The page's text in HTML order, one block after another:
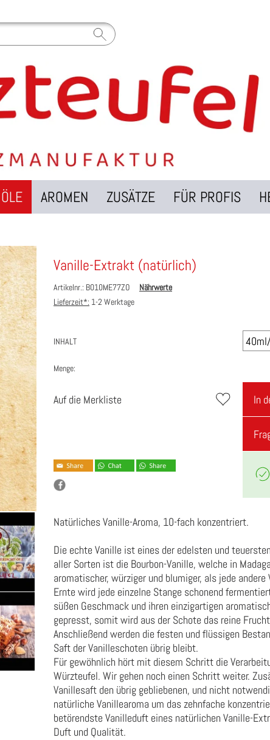
ÖLE AROMEN ZUSÄTZE FÜR PROFIS
Vanille-Extrakt (natürlich)
Artikelnr.: B010ME77ZO
Nährwerte
Lieferzeit*: 1-2 Werktage
INHALT
Menge:
Auf die Merkliste In
Natürliches Vanille-Aroma, 10-fach konzentriert.
Die echte Vanille ist eines der edelsten und
aller Sorten ist die Bourbon-Vanille, welche in
aromatischer, würziger und blumiger, als jede
Ernte wird jede einzelne Stange schonend
süßen Geschmack und ihren einzigartigen
gepresst, somit wird aus der Schote das reine
Anschließend werden die festen und flüssigen
Saft der Vanilleschoten übrig bleibt.
Für gewöhnlich hört mit diesem Schritt die
Würzteufel. Wir gehen noch einen Schritt weiter.
Vanillesaft den übrig gebliebenen, und nicht
natürliche Vanillearoma um das zehnfache
betörendste Vanilleduft eines natürlichen Vanille-
Duft und Qualität.